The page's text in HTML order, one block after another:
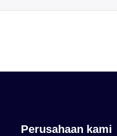
Perusahaan kami